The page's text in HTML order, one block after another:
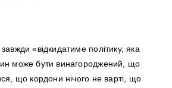
«відкидатиме політику, яка
може бути винагороджений, що
що кордони нічого не варті, що